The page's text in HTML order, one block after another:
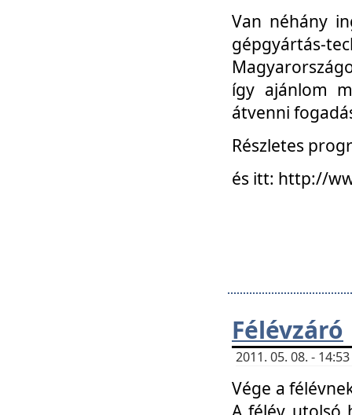
Van néhány
gépgyártás-
így ajánlom
átvenni
Részletes
és itt: http://
Félévzáró
2011. 05. 08. -
Vége a